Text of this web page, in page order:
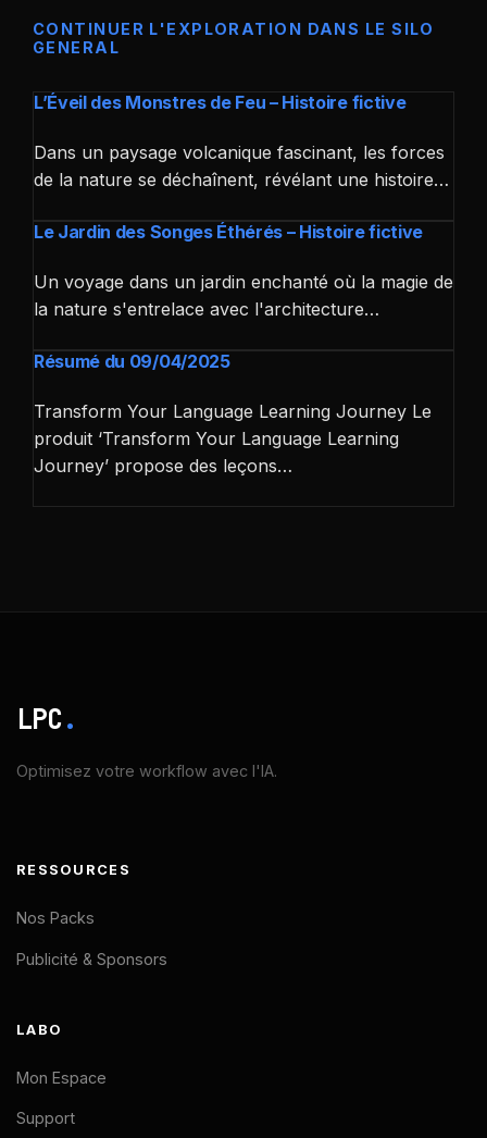
CONTINUER L'EXPLORATION DANS LE SILO
GENERAL
L’Éveil des Monstres de Feu – Histoire fictive
Dans un paysage volcanique fascinant, les forces
de la nature se déchaînent, révélant une histoire…
Le Jardin des Songes Éthérés – Histoire fictive
Un voyage dans un jardin enchanté où la magie de
la nature s'entrelace avec l'architecture…
Résumé du 09/04/2025
Transform Your Language Learning Journey Le
produit ‘Transform Your Language Learning
Journey’ propose des leçons…
LPC.
Optimisez votre workflow avec l'IA.
RESSOURCES
Nos Packs
Publicité & Sponsors
LABO
Mon Espace
Support